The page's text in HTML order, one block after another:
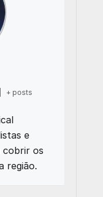
+ posts
e
cobrir os
região.